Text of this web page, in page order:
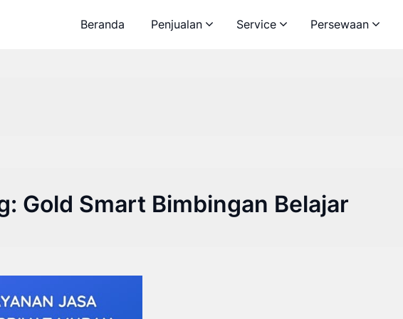
Beranda Penjualan Service Persewaan
Gold Smart Bimbingan Belajar